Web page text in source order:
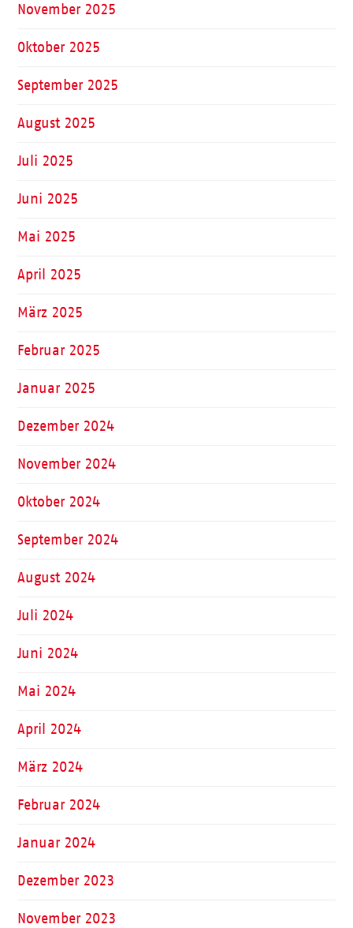
November 2025
Oktober 2025
September 2025
August 2025
Juli 2025
Juni 2025
Mai 2025
April 2025
März 2025
Februar 2025
Januar 2025
Dezember 2024
November 2024
Oktober 2024
September 2024
August 2024
Juli 2024
Juni 2024
Mai 2024
April 2024
März 2024
Februar 2024
Januar 2024
Dezember 2023
November 2023